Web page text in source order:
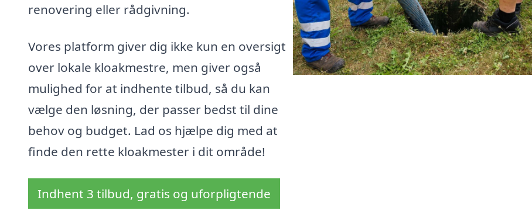
renovering eller rådgivning.
Vores platform giver dig ikke kun en oversigt
over lokale kloakmestre, men giver også
mulighed for at indhente tilbud, så du kan
vælge den løsning, der passer bedst til dine
behov og budget. Lad os hjælpe dig med at
finde den rette kloakmester i dit område!
Indhent 3 tilbud, gratis og uforpligtende